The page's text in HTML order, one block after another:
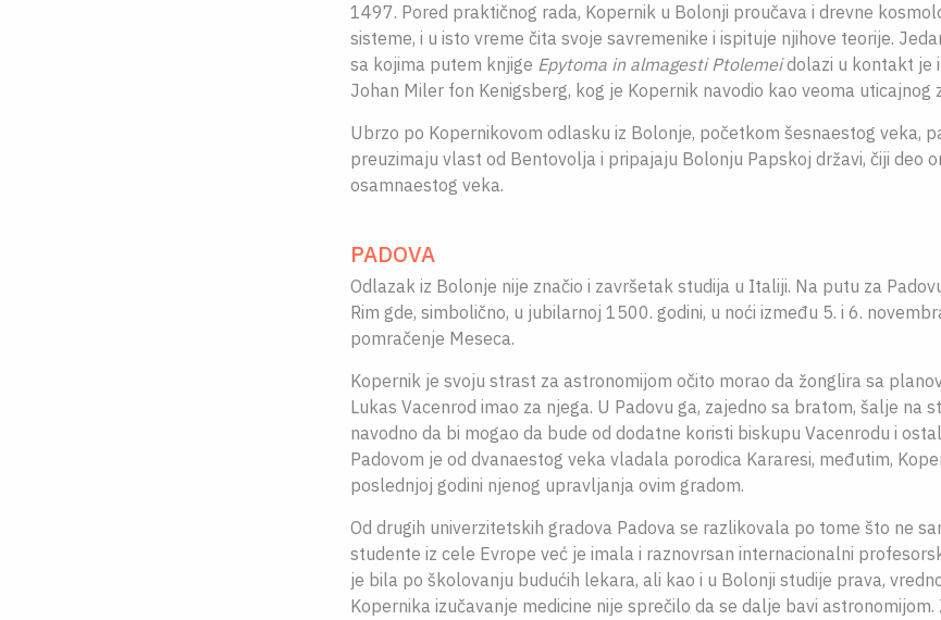
1497. Pored praktičnog rada, Kopernik u Bolonji proučava i drevne
sisteme, i u isto vreme čita svoje savremenike i ispituje njihove teorije.
sa kojima putem knjige Epytoma in almagesti Ptolemeidolazi u kontakt je
Johan Miler fon Kenigsberg, kog je Kopernik navodio kao veoma uticajnog
Ubrzo po Kopernikovom odlasku iz Bolonje, početkom šesnaestog veka,
preuzimaju vlast od Bentovolja i pripajaju Bolonju Papskoj državi, čiji deo
osamnaestog veka.
PADOVA
Odlazak iz Bolonje nije značio i završetak studija u Italiji. Na putu za
Rim gde, simbolično, u jubilarnoj 1500. godini, u noći između 5. i 6.
pomračenje Meseca.
Kopernik je svoju strast za astronomijom očito morao da žonglira sa
Lukas Vacenrod imao za njega. U Padovu ga, zajedno sa bratom, šalje na
navodno da bi mogao da bude od dodatne koristi biskupu Vacenrodu i
Padovom je od dvanaestog veka vladala porodica Kararesi, međutim,
poslednjoj godini njenog upravljanja ovim gradom.
Od drugih univerzitetskih gradova Padova se razlikovala po tome što ne
studente iz cele Evrope već je imala i raznovrsan internacionalni
je bila po školovanju budućih lekara, ali kao i u Bolonji studije prava,
Kopernika izučavanje medicine nije sprečilo da se dalje bavi